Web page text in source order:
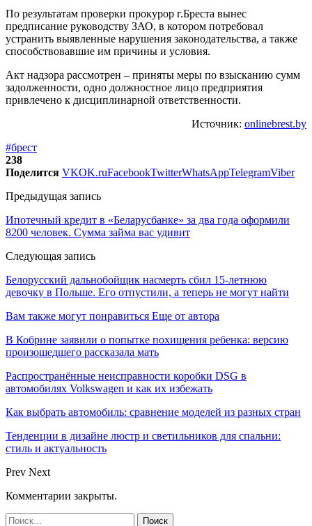
По результатам проверки прокурор г.Бреста вынес
предписание руководству ЗАО, в котором потребовал
устранить выявленные нарушения законодательства, а также
способствовавшие им причины и условия.
Акт надзора рассмотрен – приняты меры по взысканию сумм
задолженности, одно должностное лицо предприятия
привлечено к дисциплинарной ответственности.
Источник: onlinebrest.by
#брест
238
Поделится VKOK.ruFacebookTwitterWhatsAppTelegramViber
Предыдущая запись
Ипотечный кредит в «Беларусбанке» за два года оформили
8200 человек. Сумма займа вас удивит
Следующая запись
Белорусский дальнобойщик насмерть сбил 15-летнюю
девочку в Польше. Его отпустили, а теперь не могут найти
Вам также могут понравиться Еще от автора
В Кобрине заявили о попытке похищения ребенка: версию
произошедшего рассказала мать
Распространённые неисправности коробки DSG в
автомобилях Volkswagen и как их избежать
Как выбрать автомобиль: сравнение моделей из разных стран
Тенденции в дизайне люстр и светильников для спальни:
стиль и актуальность
Prev Next
Комментарии закрыты.